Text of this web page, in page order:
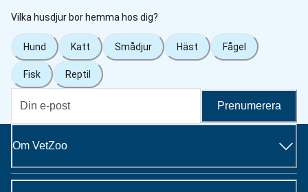
Vilka husdjur bor hemma hos dig?
Hund Katt Smådjur Häst Fågel
Fisk Reptil
Prenumerera
Om VetZoo